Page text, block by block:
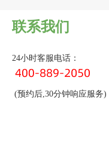
联系我们
24小时客服电话：
(预约后,30分钟响应服务)